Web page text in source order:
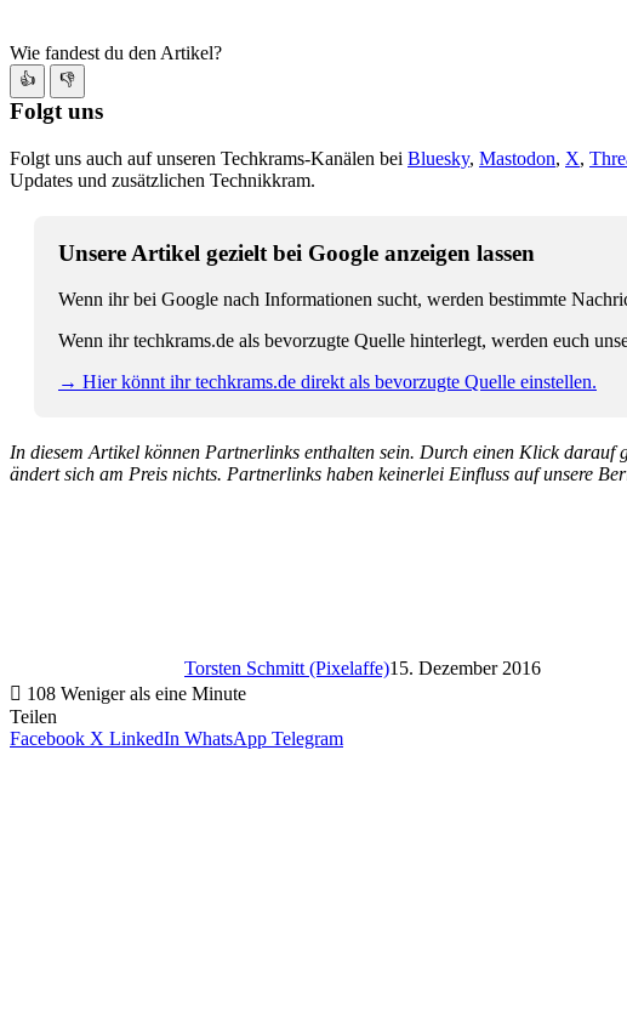
Wie fandest du den Artikel?
👍 👎
Folgt uns
Folgt uns auch auf unseren Techkrams-Kanälen bei Bluesky, Mastodon, X,
Updates und zusätzlichen Technikkram.
Unsere Artikel gezielt bei Google anzeigen lassen
Wenn ihr bei Google nach Informationen sucht, werden bestimmte
Wenn ihr techkrams.de als bevorzugte Quelle hinterlegt, werden euch
→ Hier könnt ihr techkrams.de direkt als bevorzugte Quelle einstellen.
In diesem Artikel können Partnerlinks enthalten sein. Durch einen Klick
ändert sich am Preis nichts. Partnerlinks haben keinerlei Einfluss auf unsere
Torsten Schmitt (Pixelaffe)15. Dezember 2016
108 Weniger als eine Minute
Teilen
Facebook X LinkedIn WhatsApp Telegram